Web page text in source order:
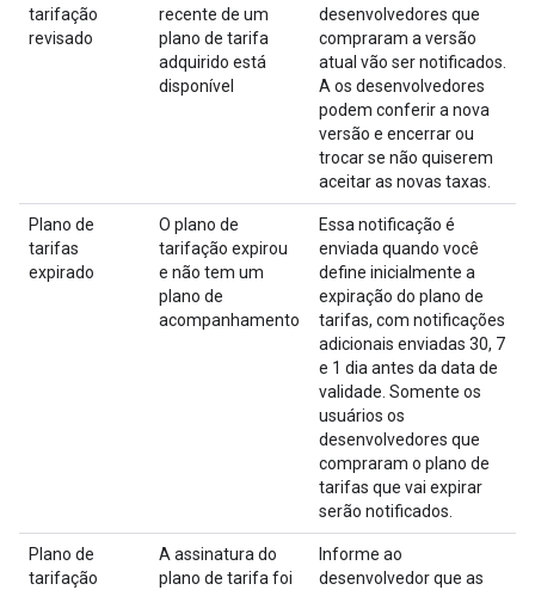
tarifação
revisado
recente de um
plano de tarifa
adquirido está
disponível
desenvolvedores que
compraram a versão
atual vão ser notificados.
A os desenvolvedores
podem conferir a nova
versão e encerrar ou
trocar se não quiserem
aceitar as novas taxas.
Plano de
tarifas
expirado
O plano de
tarifação expirou
e não tem um
plano de
acompanhamento
Essa notificação é
enviada quando você
define inicialmente a
expiração do plano de
tarifas, com notificações
adicionais enviadas 30, 7
e 1 dia antes da data de
validade. Somente os
usuários os
desenvolvedores que
compraram o plano de
tarifas que vai expirar
serão notificados.
Plano de
tarifação
A assinatura do
plano de tarifa foi
Informe ao
desenvolvedor que as